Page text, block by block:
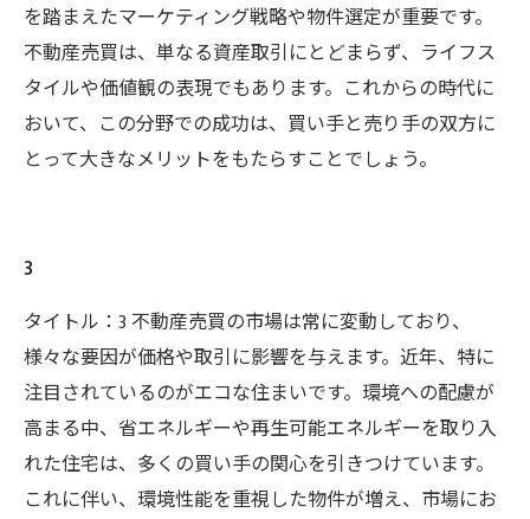
を踏まえたマーケティング戦略や物件選定が重要です。
不動産売買は、単なる資産取引にとどまらず、ライフス
タイルや価値観の表現でもあります。これからの時代に
おいて、この分野での成功は、買い手と売り手の双方に
とって大きなメリットをもたらすことでしょう。
3
タイトル：3 不動産売買の市場は常に変動しており、
様々な要因が価格や取引に影響を与えます。近年、特に
注目されているのがエコな住まいです。環境への配慮が
高まる中、省エネルギーや再生可能エネルギーを取り入
れた住宅は、多くの買い手の関心を引きつけています。
これに伴い、環境性能を重視した物件が増え、市場にお